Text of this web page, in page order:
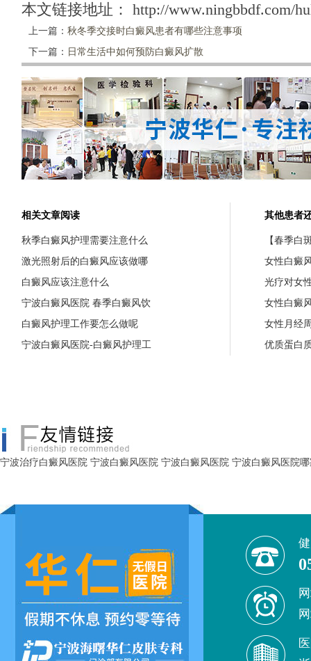
本文链接地址： http://www.ningbbdf.com/
上一篇： 秋冬季交接时白癜风患者有哪些注意事项
下一篇： 日常生活中如何预防白癜风扩散
相关文章阅读
秋季白癜风护理需要注意什么
激光照射后的白癜风应该做哪
白癜风应该注意什么
宁波白癜风医院 春季白癜风饮
白癜风护理工作要怎么做呢
宁波白癜风医院-白癜风护理工
其他患者
【春季白
女性白癜
光疗对女
女性白癜
女性月经
优质蛋白
宁波治疗白癜风医院 宁波白癜风医院 宁波白癜风医院 宁波白癜风医院